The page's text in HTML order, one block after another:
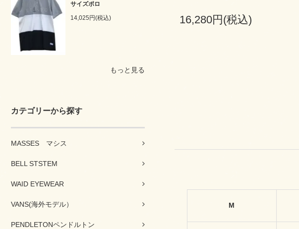
サイズポロ
14,025円(税込)
もっと見る
カテゴリーから探す
MASSES マシス
BELL STSTEM
WAID EYEWEAR
VANS(海外モデル）
PENDLETONペンドルトン
16,280円(税込)
M